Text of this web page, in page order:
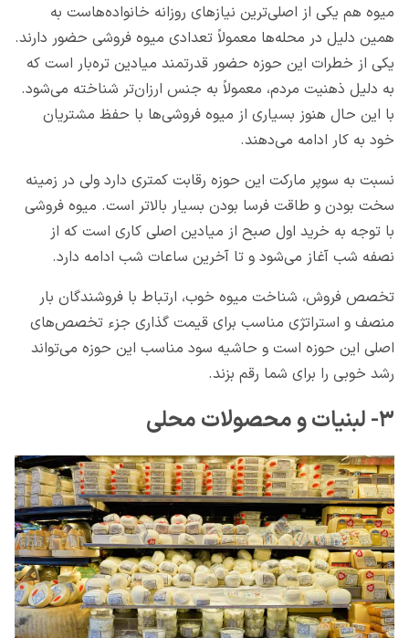
میوه هم یکی از اصلی‌ترین نیازهای روزانه خانواده‌هاست به
همین دلیل در محله‌ها معمولاً تعدادی میوه فروشی حضور دارند.
یکی از خطرات این حوزه حضور قدرتمند میادین تره‌‌بار است که
به دلیل ذهنیت مردم، معمولاً به جنس ارزان‌تر شناخته می‌شود.
با این حال هنوز بسیاری از میوه فروشی‌ها با حفظ مشتریان
خود به کار ادامه می‌دهند.
نسبت به سوپر مارکت این حوزه رقابت کمتری دارد ولی در زمینه
سخت بودن و طاقت فرسا بودن بسیار بالاتر است. میوه فروشی
با توجه به خرید اول صبح از میادین اصلی کاری است که از
نصفه شب آغاز می‌شود و تا آخرین ساعات شب ادامه دارد.
تخصص فروش، شناخت میوه خوب، ارتباط با فروشندگان بار
منصف و استراتژی مناسب برای قیمت گذاری جزء تخصص‌های
اصلی این حوزه است و حاشیه سود مناسب این حوزه می‌تواند
رشد خوبی را برای شما رقم بزند.
۳- لبنیات و محصولات محلی